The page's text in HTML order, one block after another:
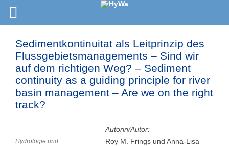
Sedimentkontinuitat als Leitprinzip des
Flussgebietsmanagements – Sind wir
auf dem richtigen Weg? – Sediment
continuity as a guiding principle for river
basin management – Are we on the right
track?
Hydrologie und
Autorin/Autor:
Roy M. Frings und Anna-Lisa